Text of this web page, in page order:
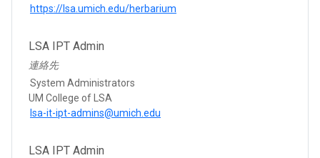
https://lsa.umich.edu/herbarium
LSA IPT Admin
連絡先
System Administrators
UM College of LSA
lsa-it-ipt-admins@umich.edu
LSA IPT Admin